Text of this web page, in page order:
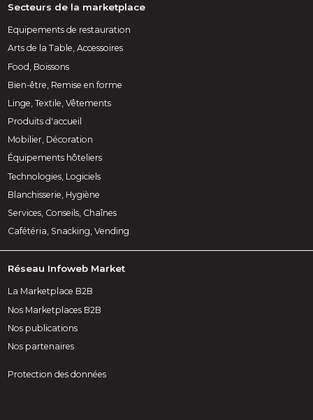
Secteurs de la marketplace
Equipements de restauration
Arts de la Table, Accessoires
Food, Boissons
Bien-être, Remise en forme
Linge, Textile, Vêtements
Produits d'accueil
Mobilier, Décoration
Équipements hôteliers
Technologies, Logiciels
Blanchisserie, Hygiène
Services, Conseils, Chaînes
Cafétéria, Snacking, Vending
Réseau Infoweb Market
La Marketplace B2B
Nos Marketplaces B2B
Nos publications
Nos partenaires
Protection des données